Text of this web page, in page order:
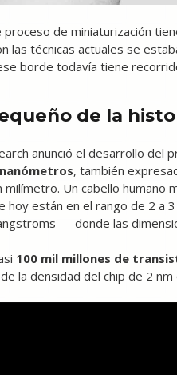
de miniaturización
las técnicas actuales se
borde todavía tiene
de la
anunció el desarrollo
, también
Un cabello humano
hoy están en el rango de 2 a
— donde las
100 mil millones de
la densidad del chip de 2